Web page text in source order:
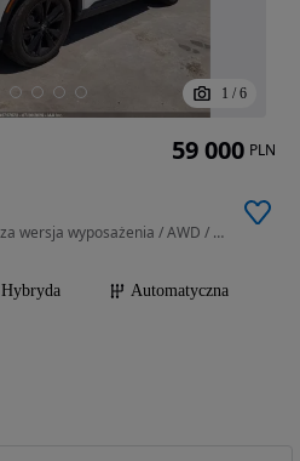
1 / 6
1993 cm3 • 184 KM • Najbogatsza wersja wyposażenia / AWD / niski przebieg
Hybryda
Automatyczna
59 000 PLN